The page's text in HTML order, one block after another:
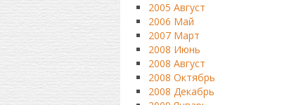
2005 Август
2006 Май
2007 Март
2008 Июнь
2008 Август
2008 Октябрь
2008 Декабрь